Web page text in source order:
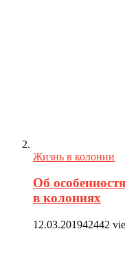
Жизнь в колонии
Об
в колониях
12.03.201942442